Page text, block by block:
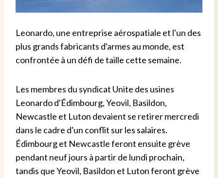
Leonardo, une entreprise aérospatiale et l'un des
plus grands fabricants d'armes au monde, est
confrontée à un défi de taille cette semaine.
Les membres du syndicat Unite des usines
Leonardo d'Édimbourg, Yeovil, Basildon,
Newcastle et Luton devaient se retirer mercredi
dans le cadre d'un conflit sur les salaires.
Édimbourg et Newcastle feront ensuite grève
pendant neuf jours à partir de lundi prochain,
tandis que Yeovil, Basildon et Luton feront grève